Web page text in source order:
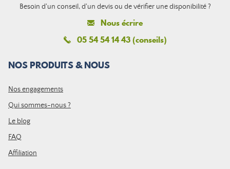
Besoin d'un conseil, d'un devis ou de vérifier une disponibilité ?
Nous écrire
05 54 54 14 43 (conseils)
NOS PRODUITS & NOUS
Nos engagements
Qui sommes-nous ?
Le blog
FAQ
Affiliation